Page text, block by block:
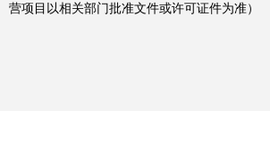
营项目以相关部门批准文件或许可证件为准）